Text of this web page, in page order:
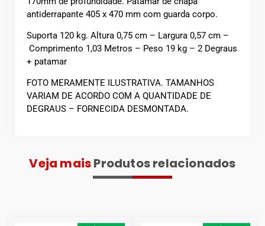
antiderrapante 405 x 470 mm com guarda corpo.
Suporta 120 kg. Altura 0,75 cm – Largura 0,57 cm –
Comprimento 1,03 Metros – Peso 19 kg – 2 Degraus
+ patamar
FOTO MERAMENTE ILUSTRATIVA. TAMANHOS
VARIAM DE ACORDO COM A QUANTIDADE DE
DEGRAUS – FORNECIDA DESMONTADA.
Veja maisProdutos relacionados